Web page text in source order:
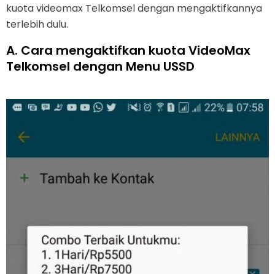
kuota videomax Telkomsel dengan mengaktifkannya
terlebih dulu.
A. Cara mengaktifkan kuota VideoMax
Telkomsel dengan Menu USSD